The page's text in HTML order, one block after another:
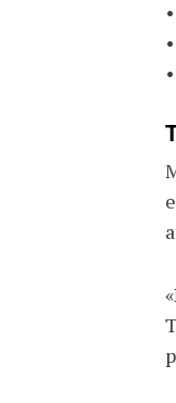
•
•
•